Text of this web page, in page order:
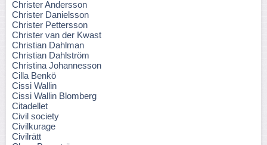
Christer Andersson
Christer Danielsson
Christer Pettersson
Christer van der Kwast
Christian Dahlman
Christian Dahlström
Christina Johannesson
Cilla Benkö
Cissi Wallin
Cissi Wallin Blomberg
Citadellet
Civil society
Civilkurage
Civilrätt